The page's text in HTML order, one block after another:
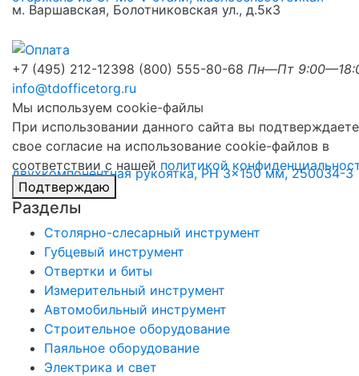
м. Варшавская, Болотниковская ул., д.5к3
+7 (495) 212-12398 (800) 555-80-68 Пн—Пт
info@tdofficetorg.ru
Мы используем cookie-файлы
При использовании данного сайта вы подтверждаете
свое согласие на использование cookie-файлов в
соответствии с нашей политикой
Подтверждаю
Разделы
Столярно-слесарный инструмент
Губцевый инструмент
Отвертки и биты
Измерительный инструмент
Автомобильный инструмент
Строительное оборудование
Паяльное оборудование
Электрика и свет